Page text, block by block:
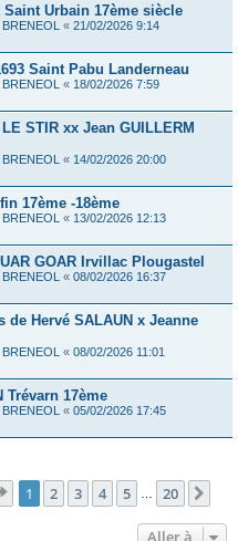
Urbain 17ème siècle
« 21/02/2026 9:14
Saint Pabu Landerneau
« 18/02/2026 7:59
STIR xx Jean GUILLERM
« 14/02/2026 20:00
17ème -18ème
« 13/02/2026 12:13
GOAR Irvillac Plougastel
« 08/02/2026 16:37
Hervé SALAUN x Jeanne
« 08/02/2026 11:01
Trévarn 17ème
« 05/02/2026 17:45
Page 1sur20
1 2 3 4 5 20
Aller à